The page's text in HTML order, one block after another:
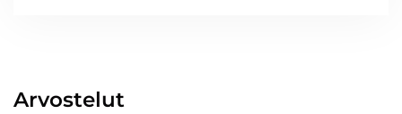
Arvostelut